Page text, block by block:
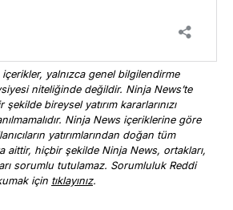
yalnızca genel bilgilendirme
niteliğinde değildir. Ninja News’te
bireysel yatırım kararlarınızı
Ninja News içeriklerine göre
yatırımlarından doğan tüm
aittir, hiçbir şekilde Ninja News, ortakları,
sorumlu tutulamaz. Sorumluluk Reddi
için tıklayınız.